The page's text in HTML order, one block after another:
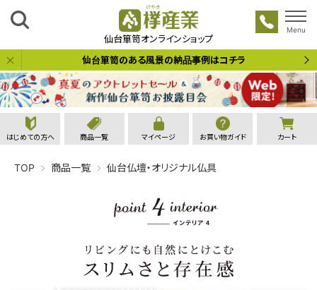
欅産業
仙台箪笥オンラインショップ
Menu
仙台箪笥のある風景の納品事例はコチラ
はじめての方へ 商品一覧 マイページ お買い物ガイド カート
TOP 商品一覧 仙台仏壇・オリジナル仏具